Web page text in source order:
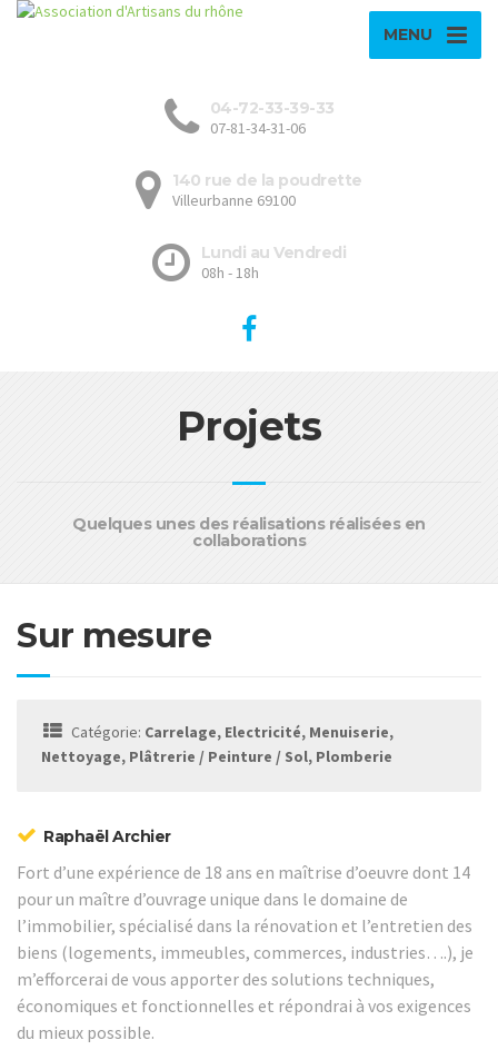
MENU
04-72-33-39-33
07-81-34-31-06
140 rue de la poudrette
Villeurbanne 69100
Lundi au Vendredi
08h - 18h
Projets
Quelques unes des réalisations réalisées en
collaborations
Sur mesure
Catégorie: Carrelage, Electricité, Menuiserie,
Nettoyage, Plâtrerie / Peinture / Sol, Plomberie
Raphaël Archier
Fort d’une expérience de 18 ans en maîtrise d’oeuvre dont 14
pour un maître d’ouvrage unique dans le domaine de
l’immobilier, spécialisé dans la rénovation et l’entretien des
biens (logements, immeubles, commerces, industries….), je
m’efforcerai de vous apporter des solutions techniques,
économiques et fonctionnelles et répondrai à vos exigences
du mieux possible.